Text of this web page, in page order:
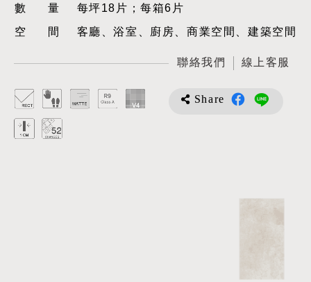
數量每坪18片；每箱6片
空間客廳、浴室、廚房、商業空間、建築空間
聯絡我們 線上客服
Share